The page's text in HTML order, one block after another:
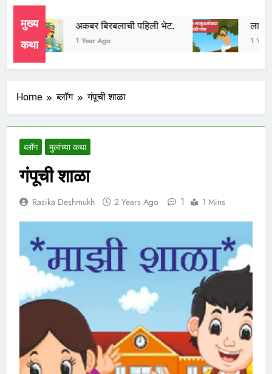
मुख्य
कथा
अकबर बिरबलाची पहिली भेट.
1 Year Ago 1 Year
Home ब्लॉग गंपूची शाळा
ब्लॉग मुलांच्या कथा
गंपूची शाळा
Rasika Deshmukh 2 Years Ago 1 1 Mins